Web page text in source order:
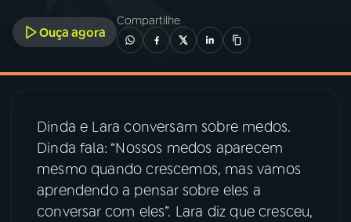
04PROGRAMAS
05PODCASTS
Ouça agora
Compartilhe
Dinda e Lara conversam sobre medos.
Dinda fala: “Nossos medos aparecem
mesmo quando crescemos, mas vamos
aprendendo a pensar sobre eles a
conversar com eles”. Lara diz que cresceu,